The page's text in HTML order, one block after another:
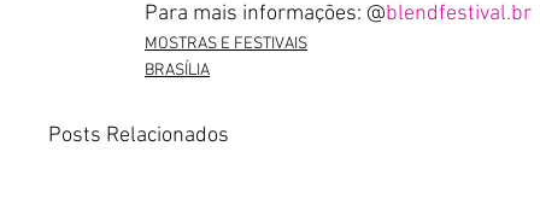
Para mais informações: @blendfestival.br
MOSTRAS E FESTIVAIS
BRASÍLIA
Posts Relacionados